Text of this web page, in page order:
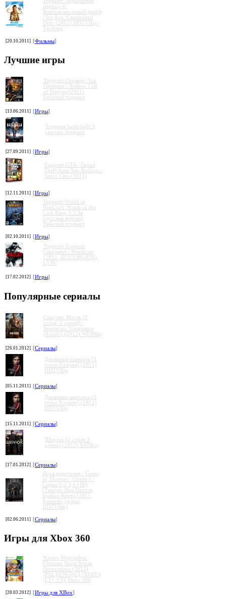
период 4:
Континентальный дрейф
/ Ice Age: Continental
Drift (2012) HDTVRip |
Трейлер
[20.10.2011] [Фильмы]
Лучшие игры
Торрент Сталкер: Зов
Припяти / Stalker: Call
of Pripyat (2011)
Рабочий торрент
[13.06.2011] [Игры]
Торрент battlefield 3
скачать торрент
[27.09.2011] [Игры]
Торрент GTA / Grand
Theft Auto San Andreas -
Super Cars (2011)
[12.11.2011] [Игры]
Торрент World of
WarCraft: Wrath of the
Lich King 3.3.5a
(русская версия)
Рабочий торрент
[02.10.2011] [Игры]
Торрент Торрент
Cиндикат / Syndicate
[2012, RUS/ENG/ENG,
L] PC
[17.02.2012] [Игры]
Популярные сериалы
Спартак: Месть [2
сезон, 1 серия] /
Spartacus: Vengeance
[02x01] (2012) WEBRip
[26.01.2012] [Сериалы]
Дневники вампира [3
сезон 8 серия] (2011)
HDTVRip
[05.11.2011] [Сериалы]
Дневники вампира [3
сезон 9 серия] (2011)
HDTVRip
[15.11.2011] [Сериалы]
Шерлок (2 сезон 3
серия) (2012) SATRip
[17.01.2012] [Сериалы]
Игра престолов / Game
of Thrones / Сезон 1 /
Серии 1,2,3,4 (10)
(Тимоти Ван Паттен,
Брайан Кирк) [2011,
фэнтези, драма,
HDTVRip]
[02.06.2011] [Сериалы]
Игры для Xbox 360
Naruto Shippuden:
Ultimate Ninja Storm
Generations (2012)
[PAL][ENG][L] (XGD3)
(LT+ 3.0) Xbox 360
[28.03.2012] [Игры для XBox]
»